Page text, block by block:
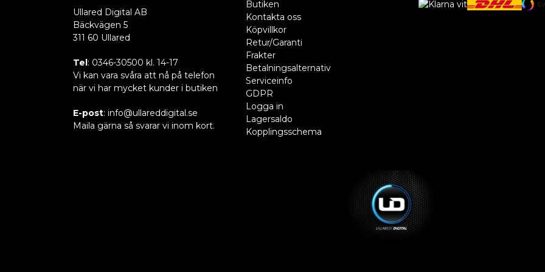
Ullared Digital AB
Bäckvägen 5
311 60 Ullared
Tel : 0346-30500 kl. 14-17
Vi kan vara svåra att nå på telefon
när vi har mycket kunder i butiken
E-post: info@ullareddigital.se
Maila gärna så svarar vi inom kort.
Butiken
Kontakta oss
Köpvillkor
Retur/Garanti
Frakter
Betalningsalternativ
Serviceinfo
GDPR
Logga in
Lagersaldo
Kopplingsschema